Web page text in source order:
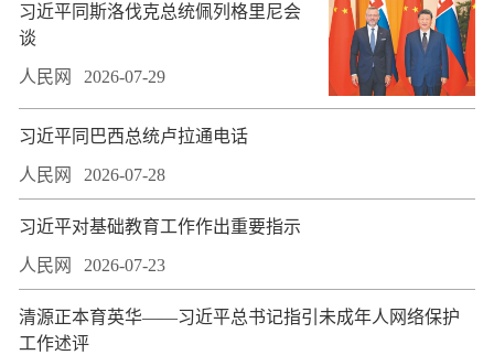
习近平同斯洛伐克总统佩列格里尼会
谈
人民网 2026-07-29
习近平同巴西总统卢拉通电话
人民网 2026-07-28
习近平对基础教育工作作出重要指示
人民网 2026-07-23
​清源正本育英华——习近平总书记指引未成年人网络保护
工作述评